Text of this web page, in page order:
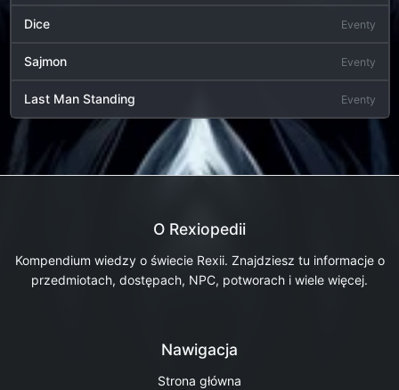
Dice Eventy
Sajmon Eventy
Last Man Standing Eventy
O Rexiopedii
Kompendium wiedzy o świecie Rexii. Znajdziesz tu informacje o
przedmiotach, dostępach, NPC, potworach i wiele więcej.
Nawigacja
Strona główna